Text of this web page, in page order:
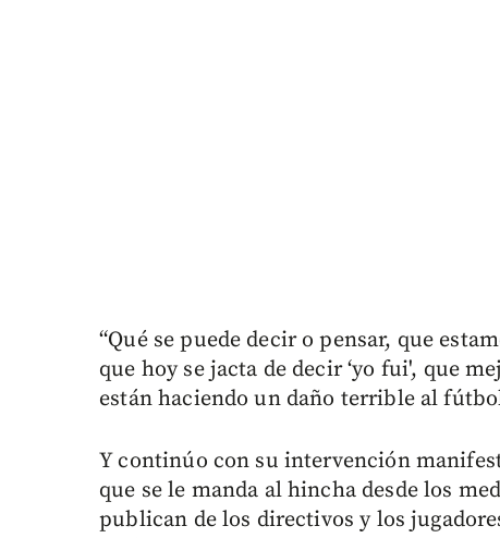
“Qué se puede decir o pensar, que
que hoy se jacta de decir ‘yo fui', que
están haciendo un daño terrible al
Y continúo con su intervención
que se le manda al hincha desde los
publican de los directivos y los